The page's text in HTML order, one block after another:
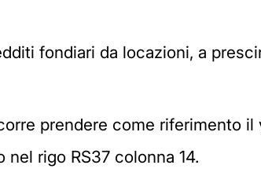
fondiari da locazioni, a
prendere come riferimento il
rigo RS37 colonna 14.